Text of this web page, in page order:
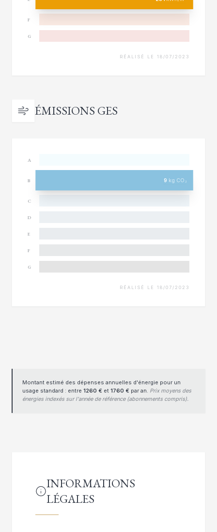
F
G
RÉALISÉ LE 18/07/2023
ÉMISSIONS GES
A
B 9 kg CO₂
C
D
E
F
G
RÉALISÉ LE 18/07/2023
Montant estimé des dépenses annuelles d'énergie pour un
usage standard : entre 1260 € et 1760 € par an. Prix moyens des
énergies indexés sur l'année de référence (abonnements compris).
INFORMATIONS
LÉGALES